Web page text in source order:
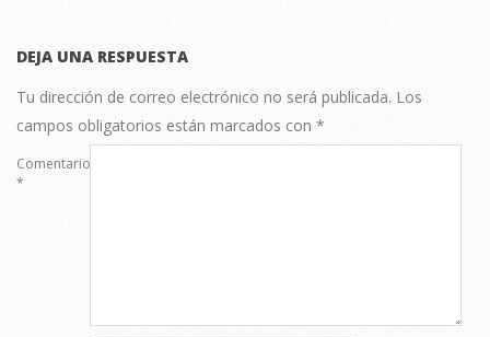
DEJA UNA RESPUESTA
Tu dirección de correo electrónico no será publicada. Los
campos obligatorios están marcados con *
Comentario
*